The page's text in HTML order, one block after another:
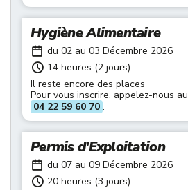
Hygiène Alimentaire
du 02 au 03 Décembre 2026
14 heures (2 jours)
Il reste encore des places
Pour vous inscrire, appelez-nous au
04 22 59 60 70 .
Permis d'Exploitation
du 07 au 09 Décembre 2026
20 heures (3 jours)